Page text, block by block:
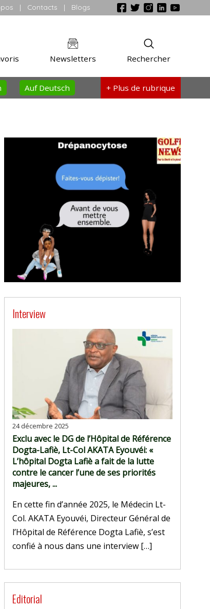
| Contacts | Blogs
Rechercher
Newsletters
+ Plus de rubrique
Auf Deutsch
Interview
24 décembre 2025
Exclu avec le DG de l’Hôpital de Référence
Dogta-Lafiè, Lt-Col AKATA Eyouvéi: «
L’hôpital Dogta Lafiè a fait de la lutte
contre le cancer l’une de ses priorités
majeures, ...
En cette fin d’année 2025, le Médecin Lt-
Col. AKATA Eyouvéi, Directeur Général de
l’Hôpital de Référence Dogta Lafiè, s’est
confié à nous dans une interview […]
Editorial